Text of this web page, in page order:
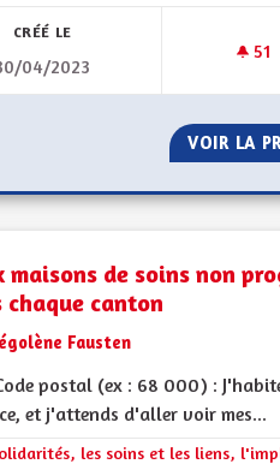
ÂGÉES
DES PERSONNES ÂGÉES
CRÉÉ LE
04/2023
51
VOIR LA
citoyenne
maisons de soins non
chaque canton
Fausten
postal (ex : 68 000) :
et j'attends d'aller voir mes...
les résultats de la catégorie : Les
les soins et les liens,